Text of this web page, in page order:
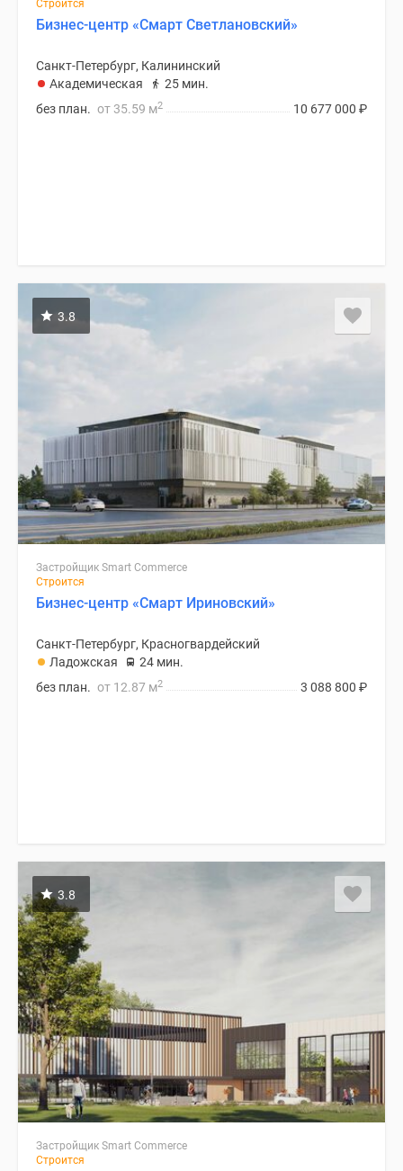
Строится
Бизнес-центр «Смарт Светлановский»
Санкт-Петербург, Калининский
Академическая
25 мин.
10 677 000 ₽
без план. от 35.59 м2
3.8
Застройщик Smart Commerce
Строится
Бизнес-центр «Смарт Ириновский»
Санкт-Петербург, Красногвардейский
Ладожская
24 мин.
3 088 800 ₽
без план. от 12.87 м2
3.8
Застройщик Smart Commerce
Строится